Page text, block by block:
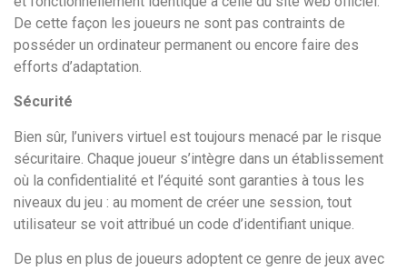
De cette façon les joueurs ne sont pas contraints de
posséder un ordinateur permanent ou encore faire des
efforts d’adaptation.
Sécurité
Bien sûr, l’univers virtuel est toujours menacé par le risque
sécuritaire. Chaque joueur s’intègre dans un établissement
où la confidentialité et l’équité sont garanties à tous les
niveaux du jeu : au moment de créer une session, tout
utilisateur se voit attribué un code d’identifiant unique.
De plus en plus de joueurs adoptent ce genre de jeux avec